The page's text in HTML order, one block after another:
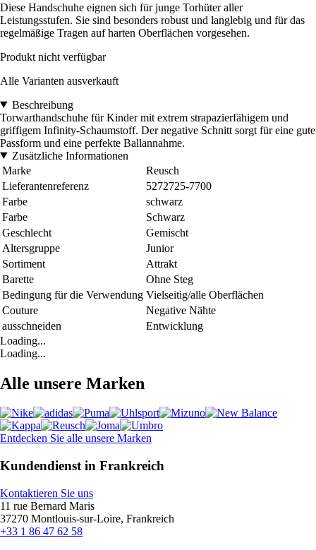
Diese Handschuhe eignen sich für junge Torhüter aller
Leistungsstufen. Sie sind besonders robust und langlebig und für das
regelmäßige Tragen auf harten Oberflächen vorgesehen.
Produkt nicht verfügbar
Alle Varianten ausverkauft
Beschreibung
Torwarthandschuhe für Kinder mit extrem strapazierfähigem und
griffigem Infinity-Schaumstoff. Der negative Schnitt sorgt für eine gute
Passform und eine perfekte Ballannahme.
Zusätzliche Informationen
Marke
Reusch
Lieferantenreferenz
5272725-7700
Farbe
schwarz
Farbe
Schwarz
Geschlecht
Gemischt
Altersgruppe
Junior
Sortiment
Attrakt
Barette
Ohne Steg
Bedingung für die Verwendung Vielseitig/alle Oberflächen
Couture
Negative Nähte
ausschneiden
Entwicklung
Loading...
Loading...
Alle unsere Marken
Entdecken Sie alle unsere Marken
Kundendienst in Frankreich
Kontaktieren Sie uns
11 rue Bernard Maris
37270 Montlouis-sur-Loire, Frankreich
+33 1 86 47 62 58